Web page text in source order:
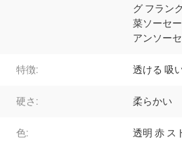
グ フラン
菜ソーセ
アンソー
特徴: 透ける 吸
硬さ: 柔らかい
色: 透明 赤 ス